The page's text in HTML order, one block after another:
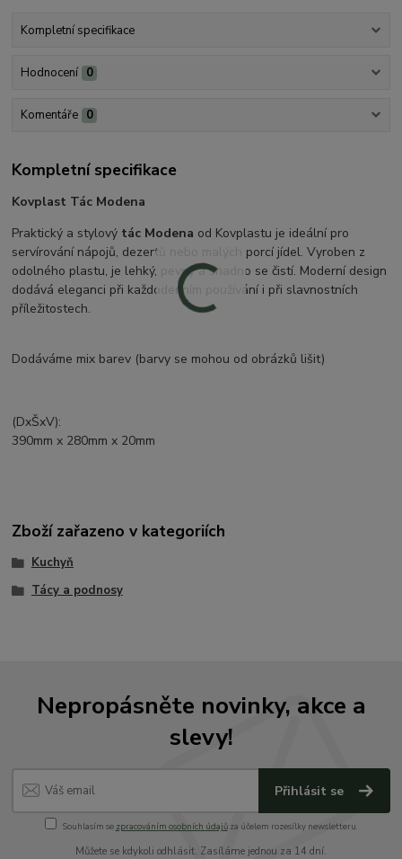
Kompletní specifikace
Hodnocení 0
Komentáře 0
Kompletní specifikace
Kovplast Tác Modena
Praktický a stylový tác Modena od Kovplastu je ideální pro
servírování nápojů, dezertů nebo malých porcí jídel. Vyroben z
odolného plastu, je lehký, pevný a snadno se čistí. Moderní design
dodává eleganci při každodenním používání i při slavnostních
příležitostech.
Dodáváme mix barev (barvy se mohou od obrázků lišit)
(DxŠxV):
390mm x 280mm x 20mm
Zboží zařazeno v kategoriích
Kuchyň
Tácy a podnosy
Nepropásněte novinky, akce a
slevy!
Přihlásit se
Souhlasím se zpracováním osobních údajůza účelem rozesílky newsletteru.
Můžete se kdykoli odhlásit. Zasíláme jednou za 14 dní.